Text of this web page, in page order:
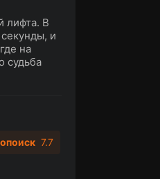
лифта. В
и
на
судьба
7.7